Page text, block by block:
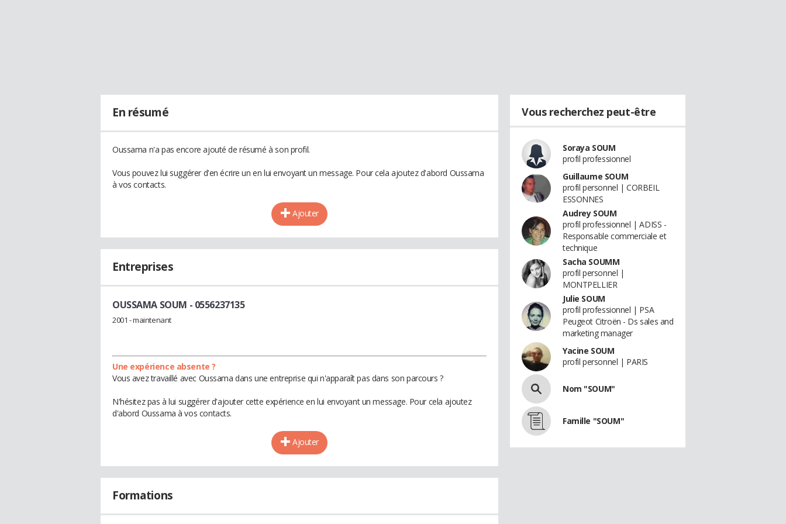
En résumé
Oussama n'a pas encore ajouté de résumé à son profil.
Vous pouvez lui suggérer d'en écrire un en lui envoyant un message. Pour cela ajoutez d'abord Oussama
à vos contacts.
Ajouter
Entreprises
OUSSAMA SOUM - 0556237135
2001 - maintenant
Une expérience absente ?
Vous avez travaillé avec Oussama dans une entreprise qui n'apparaît pas dans son parcours ?
N'hésitez pas à lui suggérer d'ajouter cette expérience en lui envoyant un message. Pour cela ajoutez
d'abord Oussama à vos contacts.
Ajouter
Formations
Vous recherchez peut-être
Soraya SOUM
profil professionnel
Guillaume SOUM
profil personnel | CORBEIL
ESSONNES
Audrey SOUM
profil professionnel | ADISS -
Responsable commerciale et
technique
Sacha SOUMM
profil personnel |
MONTPELLIER
Julie SOUM
profil professionnel | PSA
Peugeot Citroën - Ds sales and
marketing manager
Yacine SOUM
profil personnel | PARIS
Nom "SOUM"
Famille "SOUM"